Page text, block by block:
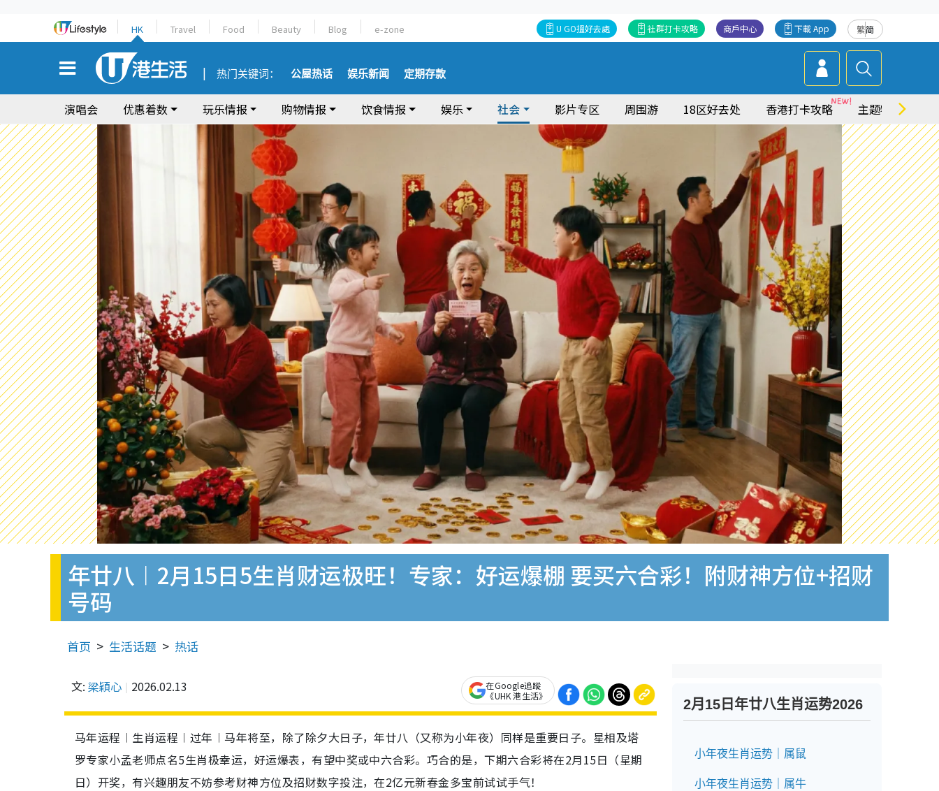
HK Travel Food Beauty Blog e-zone 繁简
下載 App
商戶中心
社群打卡攻略
U GO搵好去處
热门关键词： 公屋热话 娱乐新闻 定期存款
演唱会 优惠着数 玩乐情报 购物情报 饮食情报 娱乐 社会 影片专区 周围游 18区好去处 香港打卡攻略 主题特集
年廿八︱2月15日5生肖财运极旺！专家：好运爆棚 要买六合彩！附财神方位+招财
号码
首页 生活话题 热话
文: 梁穎心 2026.02.13
在Google追蹤
《UHK 港生活》
马年运程︱生肖运程︱过年︱马年将至，除了除夕大日子，年廿八（又称为小年夜）同样是重要日子。星相及塔
罗专家小孟老师点名5生肖极幸运，好运爆表，有望中奖或中六合彩。巧合的是，下期六合彩将在2月15日（星期
日）开奖，有兴趣朋友不妨参考财神方位及招财数字投注，在2亿元新春金多宝前试试手气！
2月15日年廿八生肖运势2026
小年夜生肖运势｜属鼠
小年夜生肖运势｜属牛